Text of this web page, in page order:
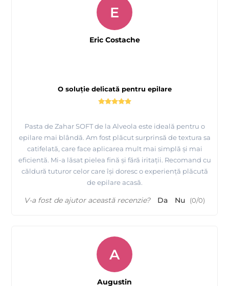
O soluție delicată pentru epilare
Pasta de Zahar SOFT de la Alveola este ideală pentru o
epilare mai blândă. Am fost plăcut surprinsă de textura sa
catifelată, care face aplicarea mult mai simplă și mai
eficientă. Mi-a lăsat pielea fină și fără iritații. Recomand cu
căldură tuturor celor care își doresc o experiență plăcută
de epilare acasă.
E
Eric Costache
V-a fost de ajutor această recenzie? Da Nu (0/0)
A
Augustin